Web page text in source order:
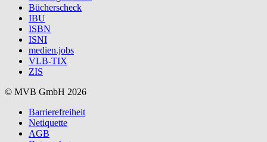
Bücherscheck
IBU
ISBN
ISNI
medien.jobs
VLB-TIX
ZIS
© MVB GmbH 2026
Barrierefreiheit
Netiquette
AGB